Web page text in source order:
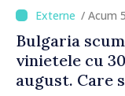
de Napoli
/ Acum
Bulgaria
vinietele cu
august. Care